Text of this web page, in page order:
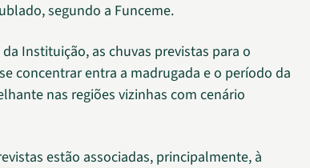
segundo a Funceme.
Instituição, as chuvas previstas para o
concentrar entra a madrugada e o período da
nas regiões vizinhas com cenário
estão associadas, principalmente, à